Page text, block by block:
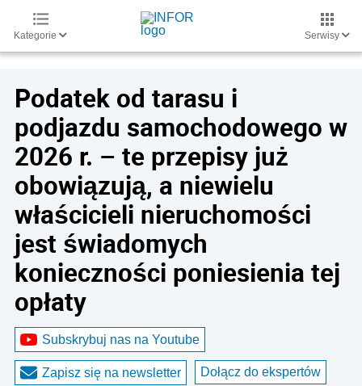
Kategorie Serwisy
Podatek od tarasu i
podjazdu samochodowego w
2026 r. – te przepisy już
obowiązują, a niewielu
właścicieli nieruchomości
jest świadomych
konieczności poniesienia tej
opłaty
Subskrybuj nas na Youtube
Zapisz się na newsletter Dołącz do ekspertów